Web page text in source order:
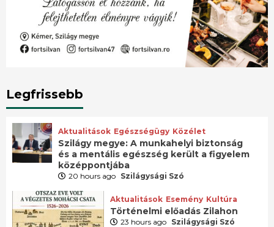
Legfrissebb
Aktualitások Egészségügy Közélet
Szilágy megye: A munkahelyi biztonság
és a mentális egészség került a figyelem
középpontjába
20 hours ago Szilágysági Szó
Aktualitások Esemény Kultúra
Történelmi előadás Zilahon
23 hours ago Szilágysági Szó